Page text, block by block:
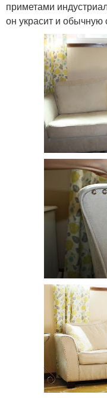
приметами
он украсит и